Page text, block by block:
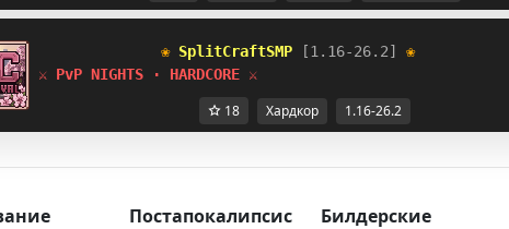
❀ SplitCraftSMP [1.16-26.2] ❀
⚔ PvP NIGHTS · HARDCORE ⚔
18 Хардкор 1.16-26.2
Постапокалипсис Билдерские